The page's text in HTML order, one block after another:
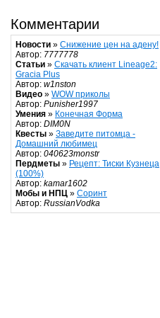
Комментарии
Новости » Снижение цен на адену!
Автор: 7777778
Статьи » Скачать клиент Lineage2:
Gracia Plus
Автор: w1nston
Видео » WOW приколы
Автор: Punisher1997
Умения » Конечная Форма
Автор: DIM0N
Квесты » Заведите питомца -
Домашний любимец
Автор: 040623monstr
Пердметы » Рецепт: Тиски Кузнеца
(100%)
Автор: kamar1602
Мобы и НПЦ » Соринт
Автор: RussianVodka